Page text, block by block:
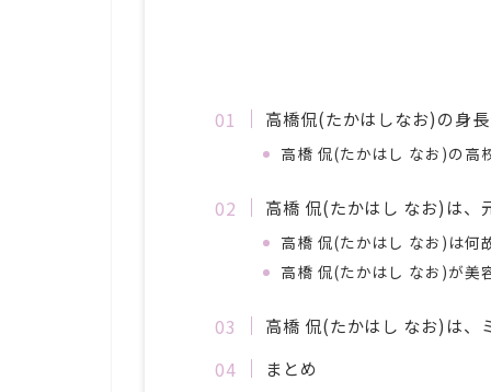
高橋侃(たかはしなお)の身
高橋 侃(たかはし なお)の高
高橋 侃(たかはし なお)は、
高橋 侃(たかはし なお)は何
高橋 侃(たかはし なお)が美
高橋 侃(たかはし なお)は、
まとめ